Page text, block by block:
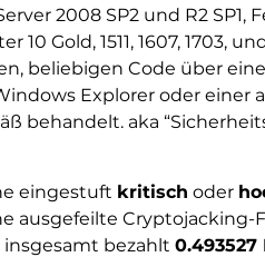
2008 SP2 und R2 SP1,
10 Gold, 1511, 1607, 1703,
beliebigen Code über
Explorer oder einer
behandelt. aka
eingestuft kritisch oder
ausgefeilte Cryptojacking-
bezahlt 0.493527